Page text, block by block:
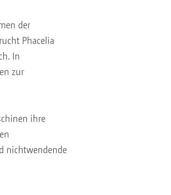
der
Phacelia
In
zur
ihre
nichtwendende